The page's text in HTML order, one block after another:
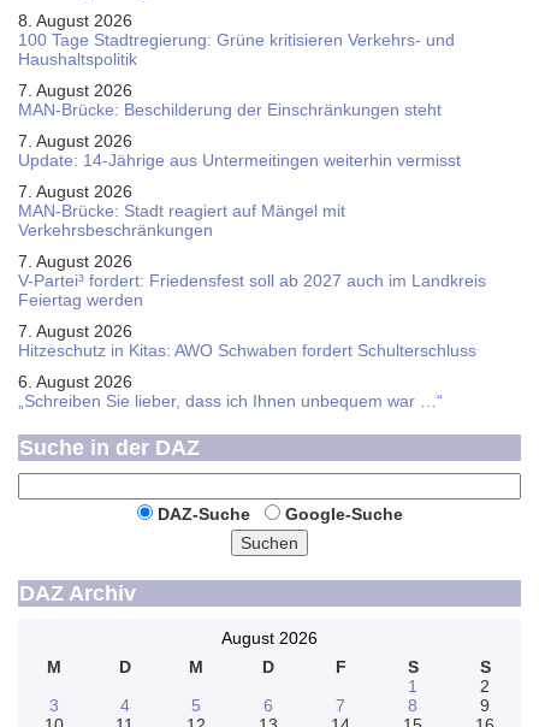
8. August 2026
100 Tage Stadtregierung: Grüne kritisieren Verkehrs- und
Haushaltspolitik
7. August 2026
MAN-Brücke: Beschilderung der Einschränkungen steht
7. August 2026
Update: 14-Jährige aus Untermeitingen weiterhin vermisst
7. August 2026
MAN-Brücke: Stadt reagiert auf Mängel mit
Verkehrsbeschränkungen
7. August 2026
V-Partei­³ fordert: Friedens­fest soll ab 2027 auch im Land­kreis
Feier­tag werden
7. August 2026
Hitzeschutz in Kitas: AWO Schwaben fordert Schulterschluss
6. August 2026
„Schreiben Sie lieber, dass ich Ihnen unbequem war …“
Suche in der DAZ
DAZ-Suche
Google-Suche
Suchen
DAZ Archiv
August 2026
M
D M D F S
S
1
2
3
4 5 6 7 8
9